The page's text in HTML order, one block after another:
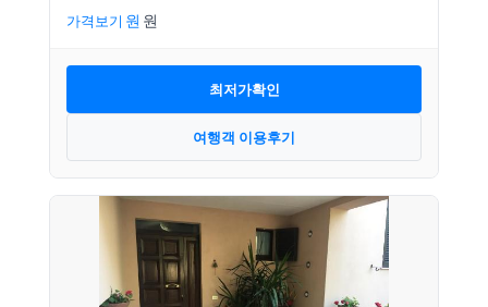
가격보기
최저가확인
여행객 이용후기